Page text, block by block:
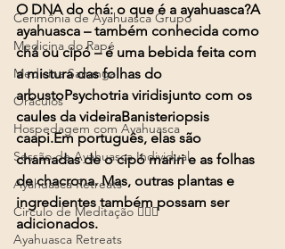
Cerimônia de Ayahuasca Grupo
Medicina do Rapé
Medicina Sananga
Oráculos
Hospedagem com Ayahuasca
Sessão de Ayahuasca Individual
Ayahuasca Retreats
Circulo de Meditação 🧘🏻‍♂️
Ayahuasca Retreats
O DNA do chá: o que é a ayahuasca?A
ayahuasca – também conhecida como
chá ou cipó – é uma bebida feita com
a mistura das folhas do
arbustoPsychotria viridisjunto com os
caules da videiraBanisteriopsis
caapi.Em português, elas são
chamadas de o cipó mariri e as folhas
de chacrona. Mas, outras plantas e
ingredientes também possam ser
adicionados.